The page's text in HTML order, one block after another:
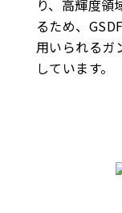
り、高輝度領
るため、
用いられるガ
しています。